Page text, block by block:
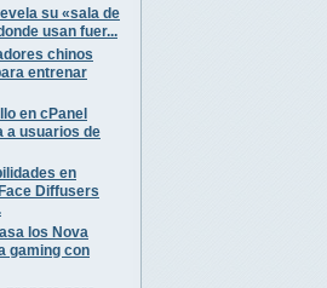
su «sala de
usan fuer...
chinos
entrenar
en cPanel
a usuarios de
en
Diffusers
los Nova
gaming con